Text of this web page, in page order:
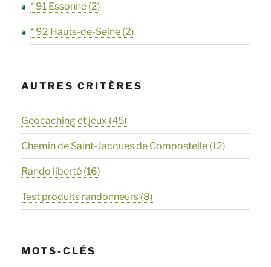
* 91 Essonne (2)
* 92 Hauts-de-Seine (2)
AUTRES CRITÈRES
Geocaching et jeux (45)
Chemin de Saint-Jacques de Compostelle (12)
Rando liberté (16)
Test produits randonneurs (8)
MOTS-CLÉS